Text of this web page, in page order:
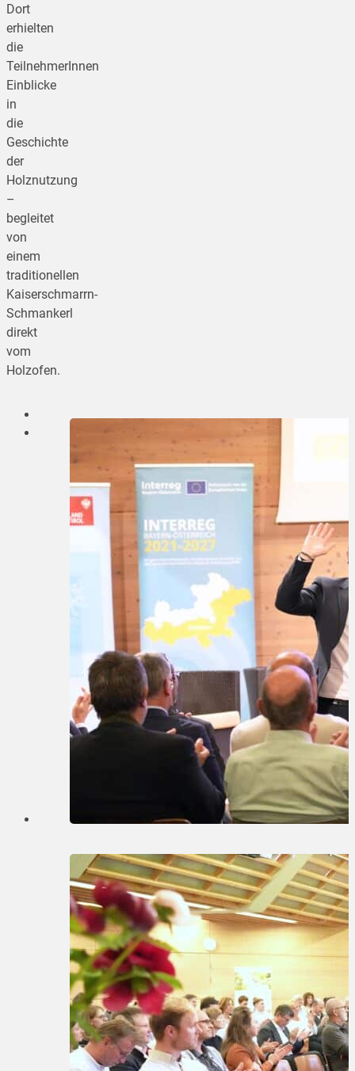
Dort
erhielten
die
TeilnehmerInnen
Einblicke
in
die
Geschichte
der
Holznutzung
–
begleitet
von
einem
traditionellen
Kaiserschmarrn-
Schmankerl
direkt
vom
Holzofen.